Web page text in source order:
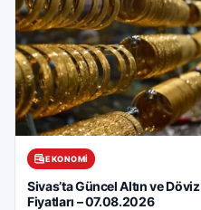
EKONOMI
Sivas’ta Güncel Altın ve Döviz
Fiyatları – 07.08.2026